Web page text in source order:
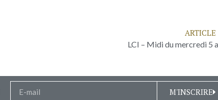
LCI – Midi du mercredi 5
M'INSCRIRE